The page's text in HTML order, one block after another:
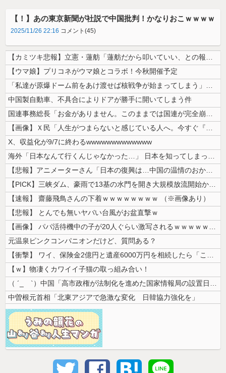
【！】あの東京新聞が社説で中国批判！かなりおこｗｗｗｗ
2025/11/26 22:16 コメント(45)
【カミツキ悲報】立憲・蓮舫「蓮舫だから叩いていい、との報道に何度も向き...
【ウマ娘】プリコネがウマ娘とコラボ！今秋開催予定
「私達が原爆ドーム前をあけ渡せば核戦争が始まってしまう」と訴える市民団...
中国製自動車、不具合によりドアが勝手に開いてしまう件
国連事務総長「お金がありません。このままでは国連が完全崩壊します。助け...
【画像】Ｘ民「人生がつまらないと感じている人へ。今すぐ『これ』をやって...
X、収益化が9/7に終わるwwwwwwwwwwwww
海外「日本なんて行くんじゃなかった…」 日本を知ってしまったディズニー...
【悲報】アニメーターさん「日本の復興は…中国の温情のおかげだ！」 ← ...
【PICK】三峡ダム、豪雨で13基の水門を開き大規模放流開始か 下流の...
【速報】 齋藤飛鳥さんの下着ｗｗｗｗｗｗｗｗ （※画像あり）
【悲報】 とんでも無いヤバい台風がお盆直撃ｗ
【画像】 パパ活待機中の子が20人ぐらい激写されるｗｗｗｗｗｗｗｗｗｗ...
元温泉ピンクコンパニオンだけど、質問ある？
【衝撃】 ワイ、保険金2億円と遺産6000万円を相続したら「こう」なっ...
【ｗ】物凄くカワイイ子猫の取っ組み合い！
（ ´_ゝ`）中国「高市政権が法制化を進めた国家情報局の設置日が7月3...
中曽根元首相「北東アジアで急激な変化 日韓協力強化を」